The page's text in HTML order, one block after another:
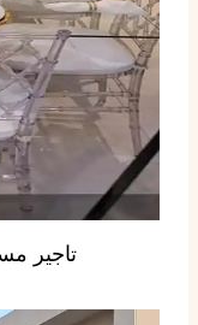
تاجير